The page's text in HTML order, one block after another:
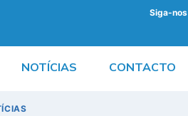
Siga-nos
NOTÍCIAS CONTACTO